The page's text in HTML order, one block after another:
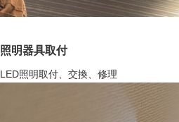
照明器具取付
LED照明取付、交換、修理